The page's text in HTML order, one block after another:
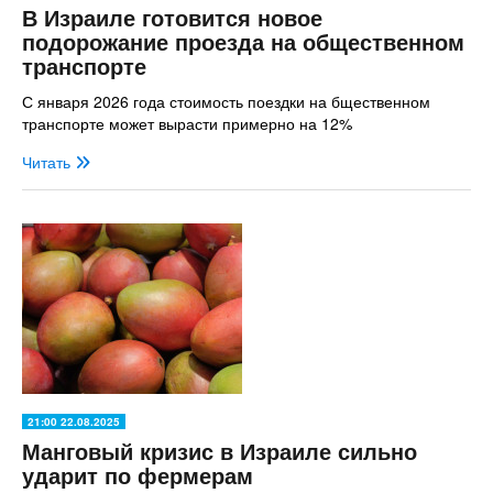
В Израиле готовится новое
подорожание проезда на общественном
транспорте
С января 2026 года стоимость поездки на бщественном
транспорте может вырасти примерно на 12%
Читать
21:00 22.08.2025
Манговый кризис в Израиле сильно
ударит по фермерам